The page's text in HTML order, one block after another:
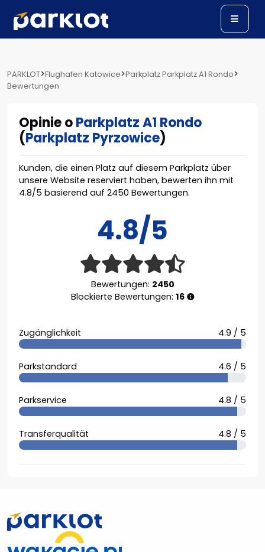
PARKLOT>Flughafen Katowice>Parkplatz Parkplatz A1 Rondo>
Bewertungen
Opinie oParkplatz A1 Rondo
(Parkplatz Pyrzowice)
Kunden, die einen Platz auf diesem Parkplatz über
unsere Website reserviert haben, bewerten ihn mit
4.8/5 basierend auf 2450 Bewertungen.
4.8/5
Bewertungen: 2450
Blockierte Bewertungen: 16
Zugänglichkeit 4.9 / 5
Parkstandard 4.6 / 5
Parkservice 4.8 / 5
Transferqualität 4.8 / 5